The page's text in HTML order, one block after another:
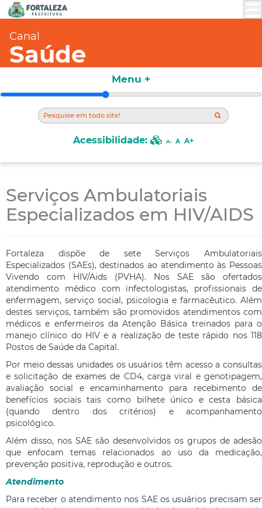
Canal
Saúde
Menu +
Serviços Ambulatoriais
Especializados em HIV/AIDS
Fortaleza dispõe de sete Serviços Ambulatoriais
Especializados (SAEs), destinados ao atendimento às Pessoas
Vivendo com HIV/Aids (PVHA). Nos SAE são ofertados
atendimento médico com infectologistas, profissionais de
enfermagem, serviço social, psicologia e farmacêutico. Além
destes serviços, também são promovidos atendimentos com
médicos e enfermeiros da Atenção Básica treinados para o
manejo clínico do HIV e a realização de teste rápido nos 118
Postos de Saúde da Capital.
Por meio dessas unidades os usuários têm acesso a consultas
e solicitação de exames de CD4, carga viral e genotipagem,
avaliação social e encaminhamento para recebimento de
benefícios sociais tais como bilhete único e cesta básica
(quando dentro dos critérios) e acompanhamento
psicológico.
Além disso, nos SAE são desenvolvidos os grupos de adesão
que enfocam temas relacionados ao uso da medicação,
prevenção positiva, reprodução e outros.
Atendimento
Para receber o atendimento nos SAE os usuários precisam ser